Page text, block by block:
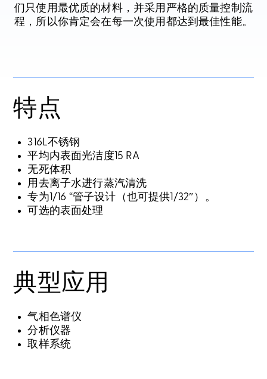
们只使用最优质的材料，并采用严格的质量控制流
程，所以你肯定会在每一次使用都达到最佳性能。
特点
316L不锈钢
平均内表面光洁度15 RA
无死体积
用去离子水进行蒸汽清洗
专为1/16 “管子设计（也可提供1/32″）。
可选的表面处理
典型应用
气相色谱仪
分析仪器
取样系统